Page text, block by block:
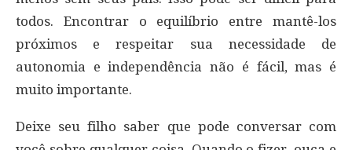
todos. Encontrar o equilíbrio entre mantê-los
próximos e respeitar sua necessidade de
autonomia e independência não é fácil, mas é
muito importante.
Deixe seu filho saber que pode conversar com